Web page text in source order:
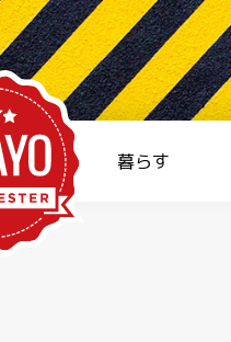
暮らす